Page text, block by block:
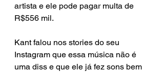
artista e ele pode pagar multa de
R$556 mil.
Kant falou nos stories do seu
Instagram que essa música não é
uma diss e que ele já fez sons bem